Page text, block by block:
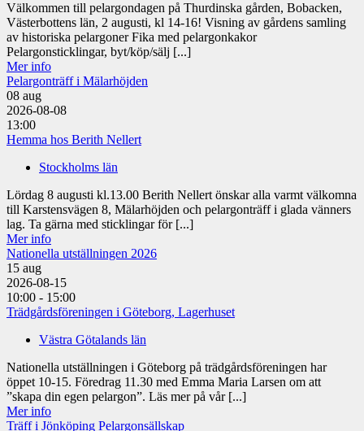
Välkommen till pelargondagen på Thurdinska gården, Bobacken,
Västerbottens län, 2 augusti, kl 14-16! Visning av gårdens samling
av historiska pelargoner Fika med pelargonkakor
Pelargonsticklingar, byt/köp/sälj [...]
Mer info
Pelargonträff i Mälarhöjden
08 aug
2026-08-08
13:00
Hemma hos Berith Nellert
Stockholms län
Lördag 8 augusti kl.13.00 Berith Nellert önskar alla varmt välkomna
till Karstensvägen 8, Mälarhöjden och pelargonträff i glada vänners
lag. Ta gärna med sticklingar för [...]
Mer info
Nationella utställningen 2026
15 aug
2026-08-15
10:00 - 15:00
Trädgårdsföreningen i Göteborg, Lagerhuset
Västra Götalands län
Nationella utställningen i Göteborg på trädgårdsföreningen har
öppet 10-15. Föredrag 11.30 med Emma Maria Larsen om att
”skapa din egen pelargon”. Läs mer på vår [...]
Mer info
Träff i Jönköping Pelargonsällskap